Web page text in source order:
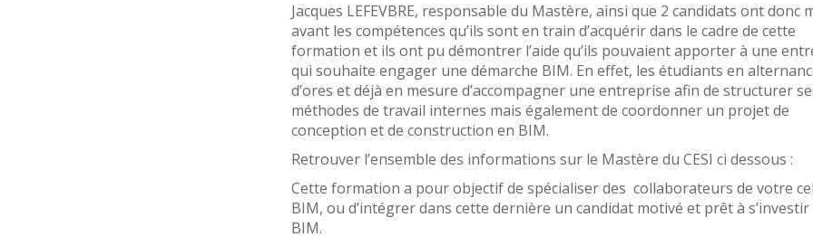
Jacques LEFEVBRE, responsable du Mastère, ainsi que 2 candidats ont donc
avant les compétences qu’ils sont en train d’acquérir dans le cadre de cette
formation et ils ont pu démontrer l’aide qu’ils pouvaient apporter à une
qui souhaite engager une démarche BIM. En effet, les étudiants en
d’ores et déjà en mesure d’accompagner une entreprise afin de structurer
méthodes de travail internes mais également de coordonner un projet de
conception et de construction en BIM.
Retrouver l’ensemble des informations sur le Mastère du CESI ci dessous :
Cette formation a pour objectif de spécialiser des collaborateurs de votre
BIM, ou d’intégrer dans cette dernière un candidat motivé et prêt à s’investir
BIM.